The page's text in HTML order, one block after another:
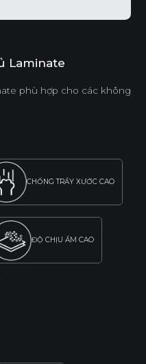
Laminate
phù hợp cho các không
CHỐNG TRẦY XƯỚC CAO
ĐỘ CHỊU ẨM CAO